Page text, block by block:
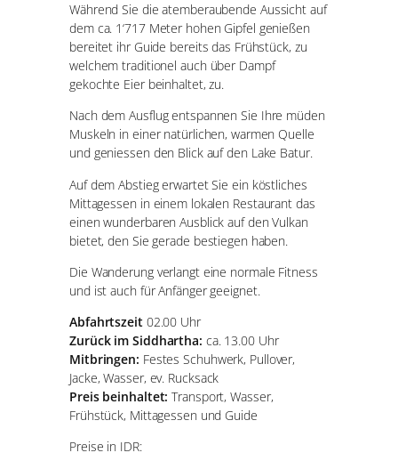
Während Sie die atemberaubende Aussicht auf
dem ca. 1‘717 Meter hohen Gipfel genießen
bereitet ihr Guide bereits das Frühstück, zu
welchem traditionel auch über Dampf
gekochte Eier beinhaltet, zu.
Nach dem Ausflug entspannen Sie Ihre müden
Muskeln in einer natürlichen, warmen Quelle
und geniessen den Blick auf den Lake Batur.
Auf dem Abstieg erwartet Sie ein köstliches
Mittagessen in einem lokalen Restaurant das
einen wunderbaren Ausblick auf den Vulkan
bietet, den Sie gerade bestiegen haben.
Die Wanderung verlangt eine normale Fitness
und ist auch für Anfänger geeignet.
Abfahrtszeit02.00 Uhr
Zurück im Siddhartha: ca. 13.00 Uhr
Mitbringen: Festes Schuhwerk, Pullover,
Jacke, Wasser, ev. Rucksack
Preis beinhaltet: Transport, Wasser,
Frühstück, Mittagessen und Guide
Preise in IDR: